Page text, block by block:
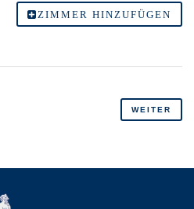
ZIMMER HINZUFÜGEN